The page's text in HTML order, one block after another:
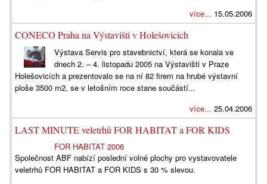
více... 15.05.2006
CONECO Praha na Výstavišti v Holešovicích
Výstava Servis pro stavebnictví, která se konala ve
dnech 2. – 4. listopadu 2005 na Výstavišti v Praze
Holešovicích a prezentovalo se na ní 82 firem na hrubé výstavní
ploše 3500 m2, se v letošním roce stane součástí...
více... 25.04.2006
LAST MINUTE veletrhů FOR HABITAT a FOR KIDS
FOR HABITAT 2006
Společnost ABF nabízí poslední volné plochy pro vystavovatele
veletrhů FOR HABITAT a FOR KIDS s 30 % slevou.